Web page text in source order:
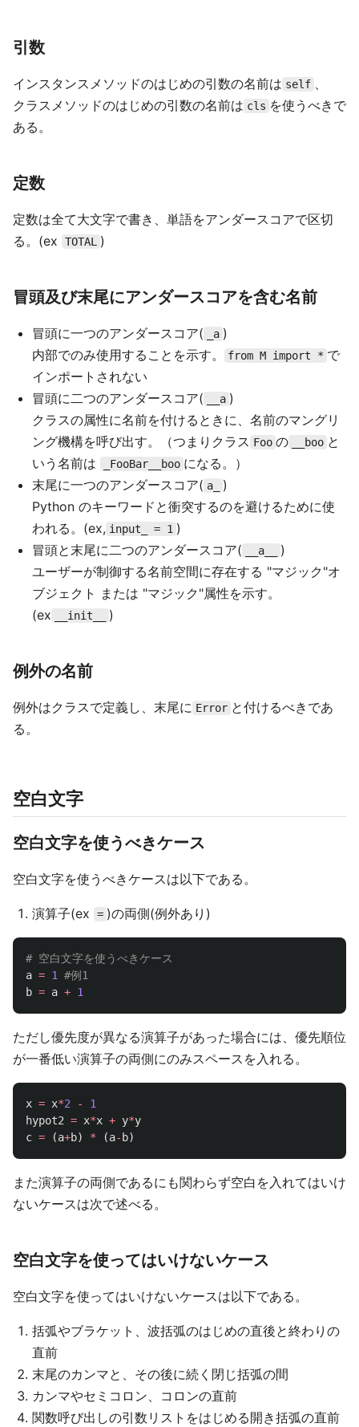
引数
インスタンスメソッドのはじめの引数の名前は self 、
クラスメソッドのはじめの引数の名前は cls を使うべきで
ある。
定数
定数は全て大文字で書き、単語をアンダースコアで区切
る。(ex
TOTAL )
冒頭及び末尾にアンダースコアを含む名前
冒頭に一つのアンダースコア( _a )
内部でのみ使用することを示す。
from M import * で
インポートされない
冒頭に二つのアンダースコア(
__a )
クラスの属性に名前を付けるときに、名前のマングリ
ング機構を呼び出す。（つまりクラス Foo の __boo と
いう名前は
_FooBar__boo になる。）
末尾に一つのアンダースコア( a_
)
Python のキーワードと衝突するのを避けるために使
われる。(ex, input_ = 1 )
冒頭と末尾に二つのアンダースコア(
__a__
)
ユーザーが制御する名前空間に存在する "マジック"オ
ブジェクト または "マジック"属性を示す。
(ex
__init__ )
例外の名前
例外はクラスで定義し、末尾に Error と付けるべきであ
る。
空白文字
空白文字を使うべきケース
空白文字を使うべきケースは以下である。
演算子(ex = )の両側(例外あり)
a = 1
b = a + 1
ただし優先度が異なる演算子があった場合には、優先順位
が一番低い演算子の両側にのみスペースを入れる。
x = x*2 -
1
hypot2 = x*x + y*y
c = (a+b) * (a- b)
また演算子の両側であるにも関わらず空白を入れてはいけ
ないケースは次で述べる。
空白文字を使ってはいけないケース
空白文字を使ってはいけないケースは以下である。
括弧やブラケット、波括弧のはじめの直後と終わりの
直前
末尾のカンマと、その後に続く閉じ括弧の間
カンマやセミコロン、コロンの直前
関数呼び出しの引数リストをはじめる開き括弧の直前